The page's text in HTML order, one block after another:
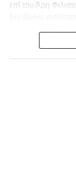
επί του Άρη
πρωτάθλημα και